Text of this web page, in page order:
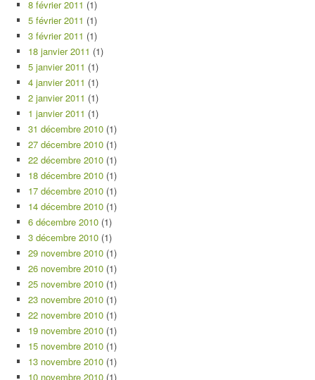
8 février 2011 (1)
5 février 2011 (1)
3 février 2011 (1)
18 janvier 2011 (1)
5 janvier 2011 (1)
4 janvier 2011 (1)
2 janvier 2011 (1)
1 janvier 2011 (1)
31 décembre 2010 (1)
27 décembre 2010 (1)
22 décembre 2010 (1)
18 décembre 2010 (1)
17 décembre 2010 (1)
14 décembre 2010 (1)
6 décembre 2010 (1)
3 décembre 2010 (1)
29 novembre 2010 (1)
26 novembre 2010 (1)
25 novembre 2010 (1)
23 novembre 2010 (1)
22 novembre 2010 (1)
19 novembre 2010 (1)
15 novembre 2010 (1)
13 novembre 2010 (1)
10 novembre 2010 (1)